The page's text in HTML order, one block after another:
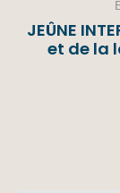
JEÛNE
et de la